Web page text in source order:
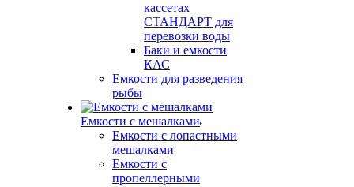
кассетах
СТАНДАРТ для
перевозки воды
Баки и емкости
КАС
Емкости для разведения
рыбы
Емкости с мешалками
Емкости с лопастными
мешалками
Емкости с
пропеллерными